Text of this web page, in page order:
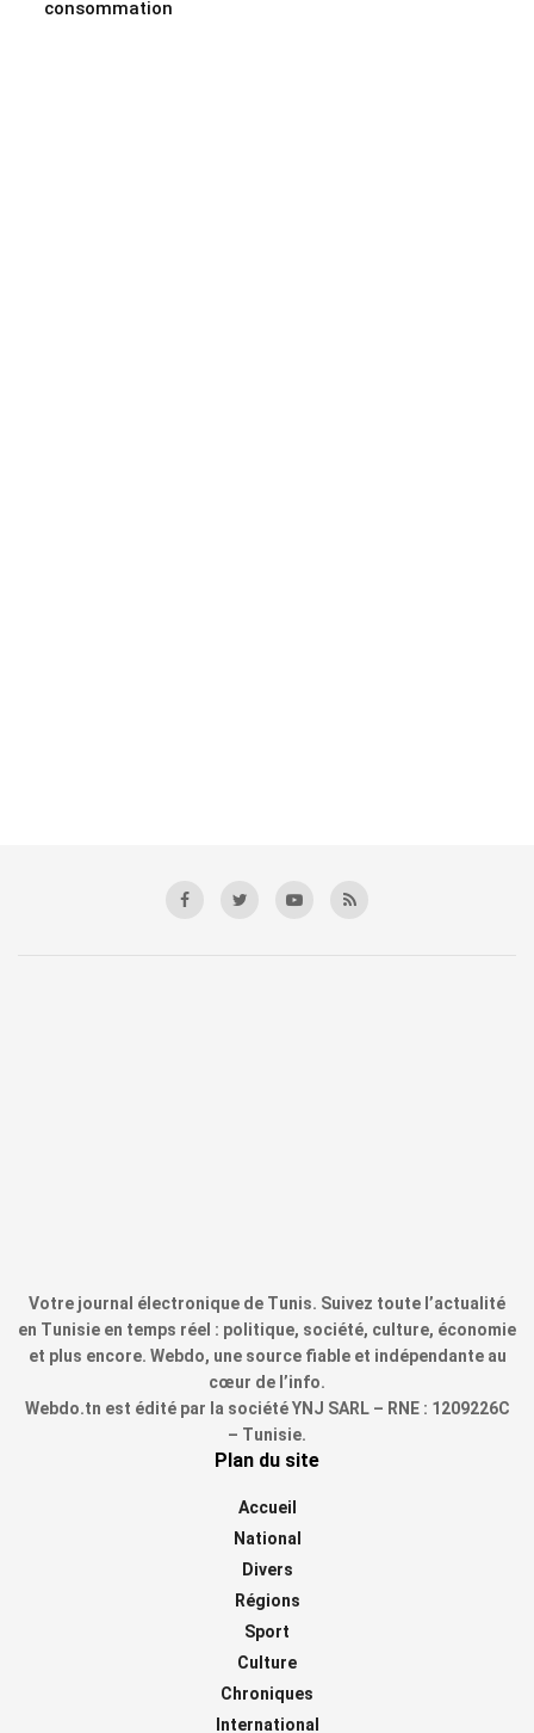
consommation
Votre journal électronique de Tunis. Suivez toute l’actualité
en Tunisie en temps réel : politique, société, culture, économie
et plus encore. Webdo, une source fiable et indépendante au
cœur de l’info.
Webdo.tn est édité par la société YNJ SARL – RNE : 1209226C
– Tunisie.
Plan du site
Accueil
National
Divers
Régions
Sport
Culture
Chroniques
International